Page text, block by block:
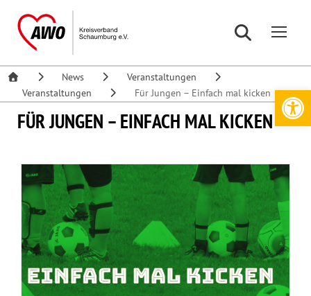
News
Veranstaltungen
Veranstaltungen
Für Jungen – Einfach mal kicken
FÜR JUNGEN – EINFACH MAL KICKEN
Werkzeugleiste öffnen